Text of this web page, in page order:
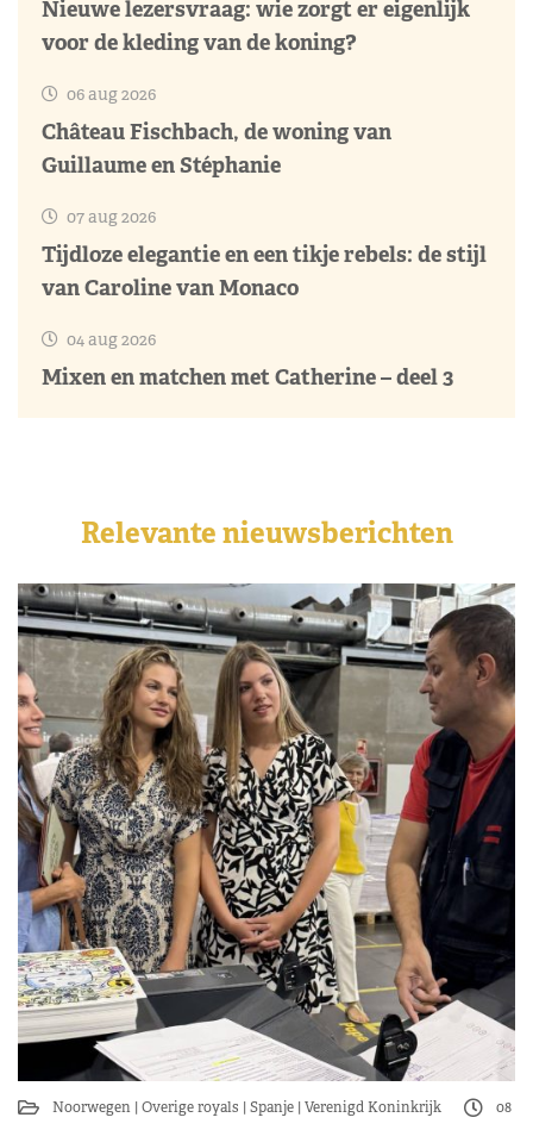
Nieuwe lezersvraag: wie zorgt er eigenlijk
voor de kleding van de koning?
06 aug 2026
Château Fischbach, de woning van
Guillaume en Stéphanie
07 aug 2026
Tijdloze elegantie en een tikje rebels: de stijl
van Caroline van Monaco
04 aug 2026
Mixen en matchen met Catherine – deel 3
Relevante nieuwsberichten
Noorwegen Overige royals Spanje Verenigd Koninkrijk
08